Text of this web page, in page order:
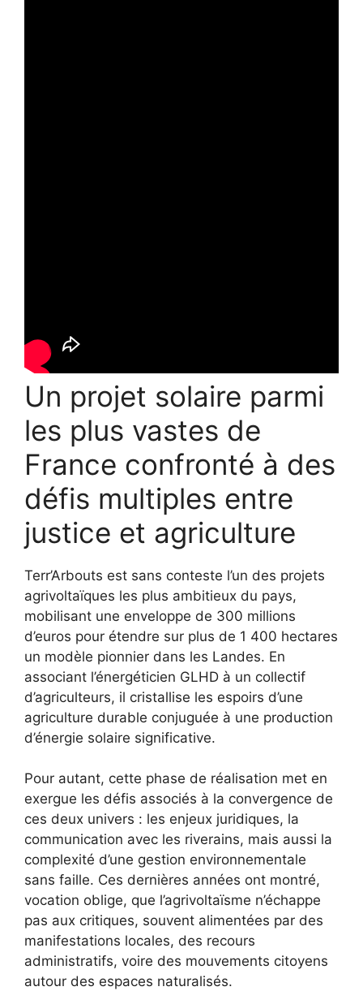
Un projet solaire parmi
les plus vastes de
France confronté à des
défis multiples entre
justice et agriculture
Terr’Arbouts est sans conteste l’un des projets
agrivoltaïques les plus ambitieux du pays,
mobilisant une enveloppe de 300 millions
d’euros pour étendre sur plus de 1 400 hectares
un modèle pionnier dans les Landes. En
associant l’énergéticien GLHD à un collectif
d’agriculteurs, il cristallise les espoirs d’une
agriculture durable conjuguée à une production
d’énergie solaire significative.
Pour autant, cette phase de réalisation met en
exergue les défis associés à la convergence de
ces deux univers : les enjeux juridiques, la
communication avec les riverains, mais aussi la
complexité d’une gestion environnementale
sans faille. Ces dernières années ont montré,
vocation oblige, que l’agrivoltaïsme n’échappe
pas aux critiques, souvent alimentées par des
manifestations locales, des recours
administratifs, voire des mouvements citoyens
autour des espaces naturalisés.